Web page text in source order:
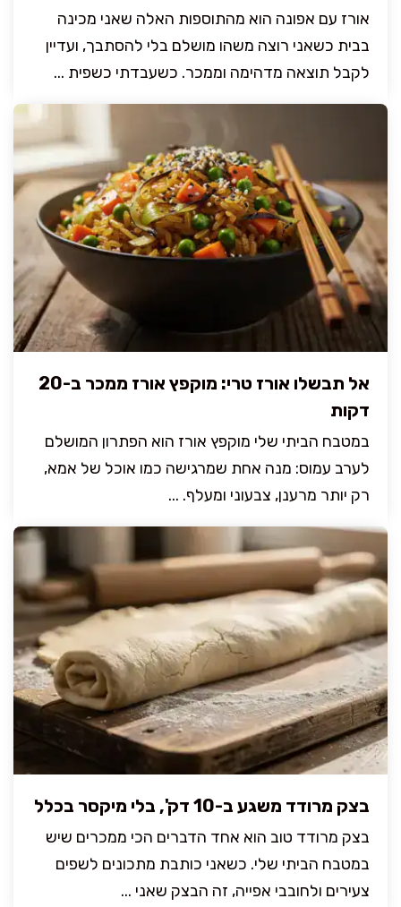
אורז עם אפונה הוא מהתוספות האלה שאני מכינה
בבית כשאני רוצה משהו מושלם בלי להסתבך, ועדיין
לקבל תוצאה מדהימה וממכר. כשעבדתי כשפית ...
אל תבשלו אורז טרי: מוקפץ אורז ממכר ב-20
דקות
במטבח הביתי שלי מוקפץ אורז הוא הפתרון המושלם
לערב עמוס: מנה אחת שמרגישה כמו אוכל של אמא,
רק יותר מרענן, צבעוני ומעלף. ...
בצק מרודד משגע ב-10 דק', בלי מיקסר בכלל
בצק מרודד טוב הוא אחד הדברים הכי ממכרים שיש
במטבח הביתי שלי. כשאני כותבת מתכונים לשפים
צעירים ולחובבי אפייה, זה הבצק שאני ...